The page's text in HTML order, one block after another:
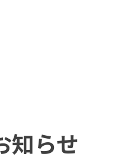
知らせ